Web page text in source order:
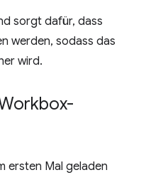
sorgt dafür, dass
werden, sodass das
wird.
ersten Mal geladen